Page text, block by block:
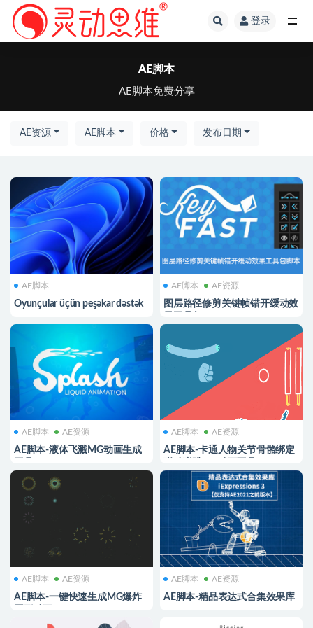
登录
AE脚本
AE脚本免费分享
AE资源 AE脚本 价格 发布日期
AE脚本
Oyunçular üçün peşəkar dəstək
AE脚本 AE资源
图层路径修剪关键帧错开缓动效
AE脚本 AE资源
AE脚本-液体飞溅MG动画生成
AE脚本 AE资源
AE脚本-卡通人物关节骨骼绑定
RubberHose v2.11
AE脚本 AE资源
AE脚本-一键快速生成MG爆炸
AE脚本 AE资源
AE脚本-精品表达式合集效果库
全部